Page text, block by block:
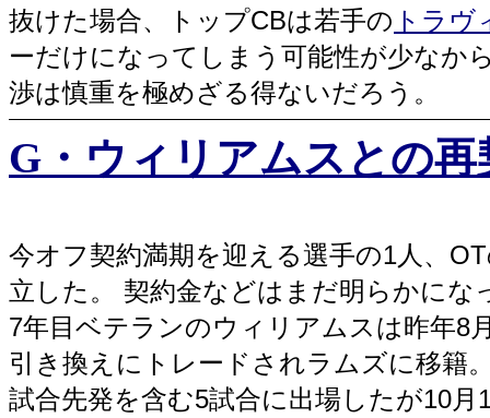
抜けた場合、トップCBは若手の トラヴ
ーだけになってしまう可能性が少なか
渉は慎重を極めざる得ないだろう。
G・ウィリアムスとの再
今オフ契約満期を迎える選手の1人、
立した。 契約金などはまだ明らかにな
7年目ベテランのウィリアムスは昨年8
引き換えにトレードされラムズに移籍
試合先発を含む5試合に出場したが10